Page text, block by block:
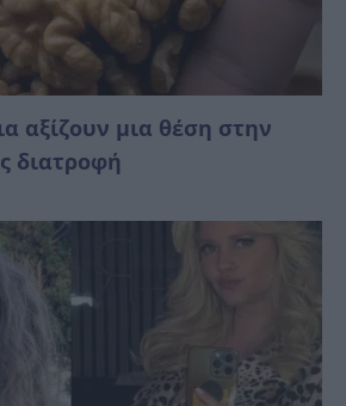
αξίζουν μια θέση στην
διατροφή